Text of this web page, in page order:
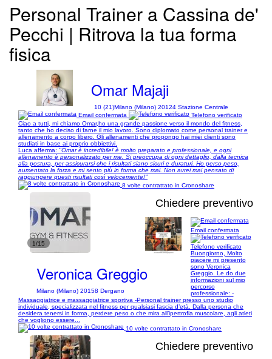
Personal Trainer a Cassina de'
Pecchi | Ritrova la tua forma
fisica
Omar Majaji
10 (21)Milano (Milano) 20124 Stazione Centrale
Email confermata
Telefono verificato
Ciao a tutti, mi chiamo Omar,ho una grande passione verso il mondo del fitness,
tanto che ho deciso di farne il mio lavoro. Sono diplomato come personal trainer e
allenamento a corpo libero. Gli allenamenti che propongo hai miei clienti sono
studiati in base ai proprio obbiettivi.
Luca afferma: "Omar è incredibile! è molto preparato e professionale, e ogni
allenamento è personalizzato per me. Si preoccupa di ogni dettaglio, dalla tecnica
alla postura, per assicurarsi che i risultati siano sicuri e duraturi. Ho perso peso,
aumentato la forza e mi sento più in forma che mai. Non avrei mai pensato di
raggiungere questi risultati così velocemente!"
8 volte contrattato in Cronoshare
1/15
Chiedere preventivo
Veronica Greggio
Milano (Milano) 20158 Dergano
Email confermata
Telefono verificato
Buongiorno, Molto
piacere mi presento
sono Veronica
Greggio. Le do due
informazioni sul mio
percorso
professionale: -
Massaggiatrice e massaggiatrice sportiva -Personal trainer presso uno studio
individuale, specializzata nel fitness per qualsiasi fascia d’età. Dalla persona che
desidera tenersi in forma, perdere peso o che mira all’ipertrofia muscolare, agli atleti
che vogliono essere...
10 volte contrattato in Cronoshare
Chiedere preventivo